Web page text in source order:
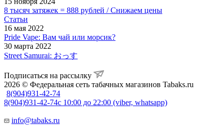
8 тысяч затяжек = 888 рублей / Снижаем цены
Статьи
16 мая 2022
Pride Vape: Вам чай или морсик?
30 марта 2022
Street Samurai: おっす
Подписаться на рассылку
2026 © Федеральная сеть табачных магазинов Tabaks.ru
8(904)931-42-74
8(904)931-42-74с 10:00 до 22:00 (viber, whatsapp)
info@tabaks.ru